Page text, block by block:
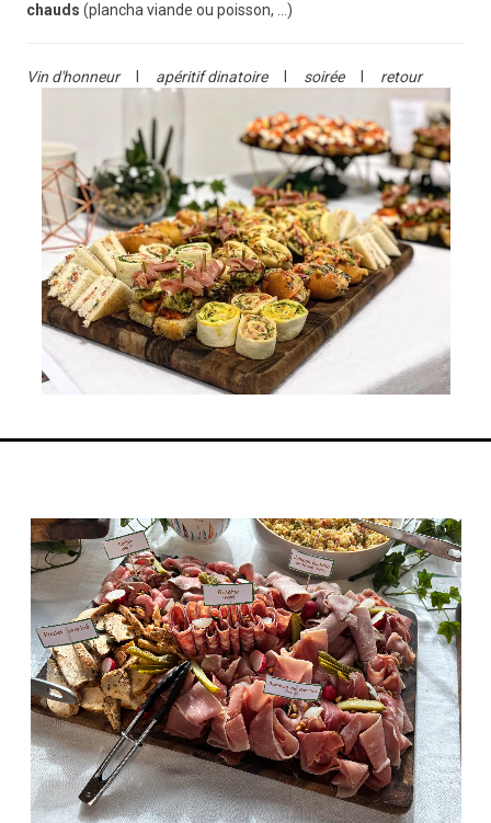
chauds (plancha viande ou poisson, ...)
Vin d'honneur apéritif dinatoire soirée retour